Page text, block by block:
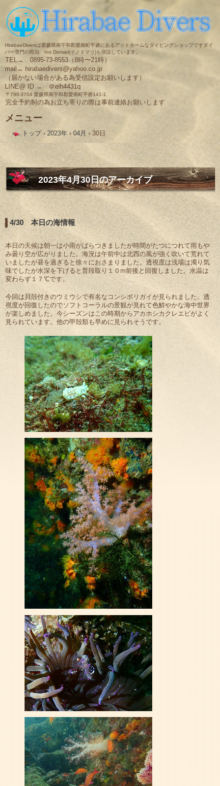
HirabaeDiversは愛媛県南宇和郡愛南町平碆にあるアットホームなダイビングショップですダイ
バー専門の民泊 Ino Domari(イノドマリ)も併設しています。
TEL→ 0895-73-8553（8時〜21時）
mail→ hirabaedivers@yahoo.co.jp
（届かない場合がある為受信設定お願いします）
LINE@ ID → ＠elh4431q
〒798-3704 愛媛県南宇和郡愛南町平碆141-1
完全予約制の為お立ち寄りの際は事前連絡お願いします
メニュー
へ
ス
キ
ッ
プ
トップ › 2023年 › 04月 › 30日
2023年4月30日のアーカイブ
4/30 本日の海情報
本日の天候は朝一は小雨がぱらつきましたが時間がたつにつれて雨もや
み曇り空が広がりました。海況は午前中は北西の風が強く吹いて荒れて
いましたが昼を過ぎると徐々におさまりました。透視度は浅場は濁り気
味でしたが水深を下げると普段取り１０m前後と回復しました。水温は
変わらず１７℃です。
今回は貝殻付きのウミウシで有名なコンシボリガイが見られました。透
視度が回復したのでソフトコーラルの景観が見れて色鮮やかな海中世界
が楽しめました。今シーズンはこの時期からアカホシカクレエビがよく
見られています。他の甲殻類も早めに見られそうです。